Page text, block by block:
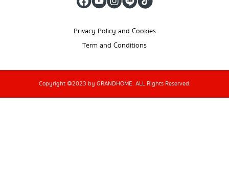
Privacy Policy and Cookies
Term and Conditions
Copyright @2023 by GRANDHOME. ALL Rights Reserved.